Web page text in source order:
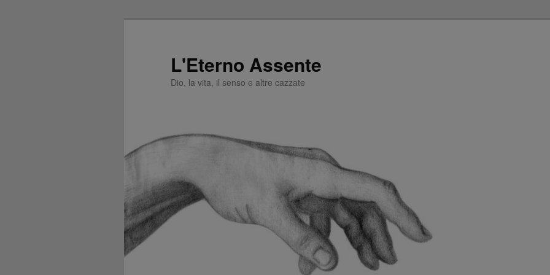
L'Eterno Assente
Dio, la vita, il senso e altre cazzate